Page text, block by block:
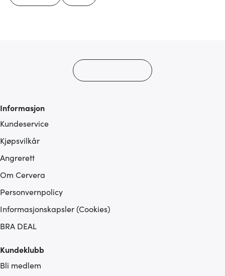
Informasjon
Kundeservice
Kjøpsvilkår
Angrerett
Om Cervera
Personvernpolicy
Informasjonskapsler (Cookies)
BRA DEAL
Kundeklubb
Bli medlem